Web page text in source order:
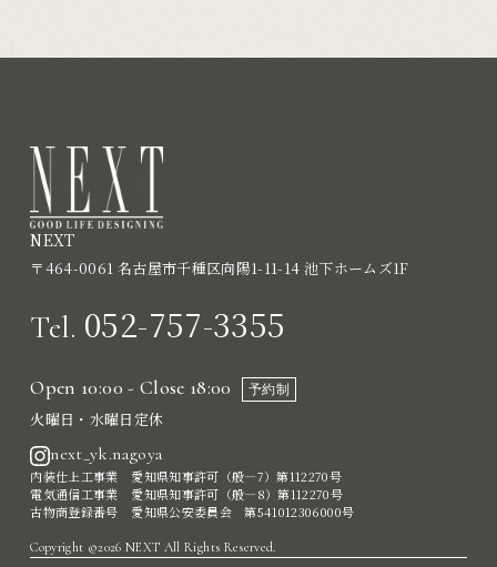
NEXT
〒464-0061 名古屋市千種区向陽1-11-14 池下ホームズ1F
Tel. 052-757-3355
Open 10:00 - Close 18:00 予約制
火曜日・水曜日定休
next_yk.nagoya
内装仕上工事業 愛知県知事許可（般―7）第112270号
電気通信工事業 愛知県知事許可（般―8）第112270号
古物商登録番号 愛知県公安委員会 第541012306000号
Copyright ©2026 NEXT All Rights Reserved.